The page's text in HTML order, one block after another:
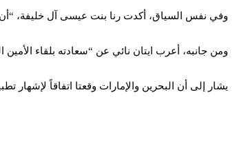
وفي نفس السياق، أكدت رنا بنت عيسى آل خليفة، “أن
ومن جانبه، أعرب ايتان نائي عن “سعادته بلقاء الأمين
يشار إلى أن البحرين والإمارات وقعتا اتفاقاً لإشهار تطبيع العلاقات مع “إسرائيل” في 15 سبتمبر/أيلول